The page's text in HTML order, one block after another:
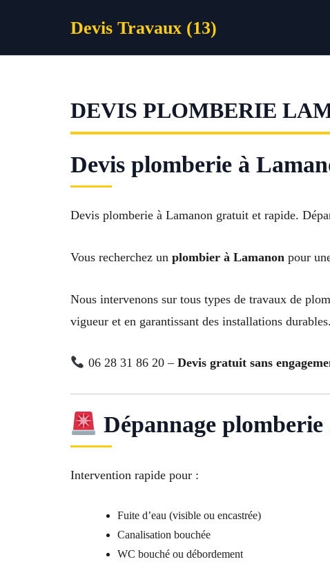
Devis Travaux (13)
DEVIS PLOMBERIE
Devis plomberie à
Devis plomberie à Lamanon gratuit et rapide.
Vous recherchez un plombier à Lamanon pour
Nous intervenons sur tous types de travaux de
vigueur et en garantissant des installations durables.
06 28 31 86 20 – Devis gratuit sans
Dépannage
Intervention rapide pour :
Fuite d’eau (visible ou encastrée)
Canalisation bouchée
WC bouché ou débordement